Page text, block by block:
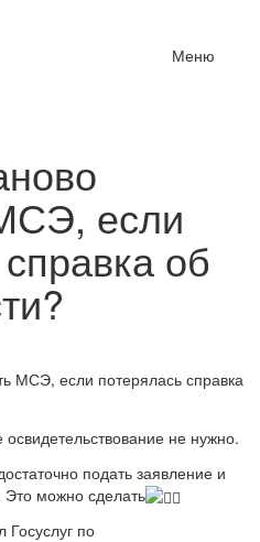
Меню
если
об
МСЭ, если потерялась справка
не нужно.
подать заявление и
Это можно сделать
по